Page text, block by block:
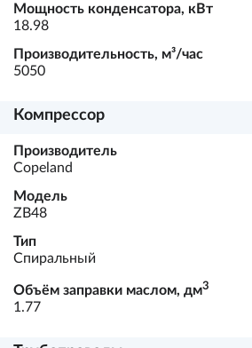
Мощность конденсатора, кВт
18.98
Производительность, м³/час
5050
Компрессор
Производитель
Copeland
Модель
ZB48
Тип
Спиральный
Объём заправки маслом, дм3
1.77